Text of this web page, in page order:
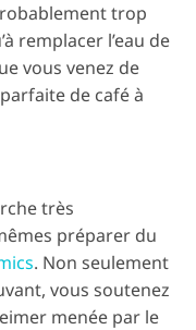
trop
remplacer l’eau de
vous venez de
de café à
très
préparer du
. Non seulement
vous soutenez
menée par le